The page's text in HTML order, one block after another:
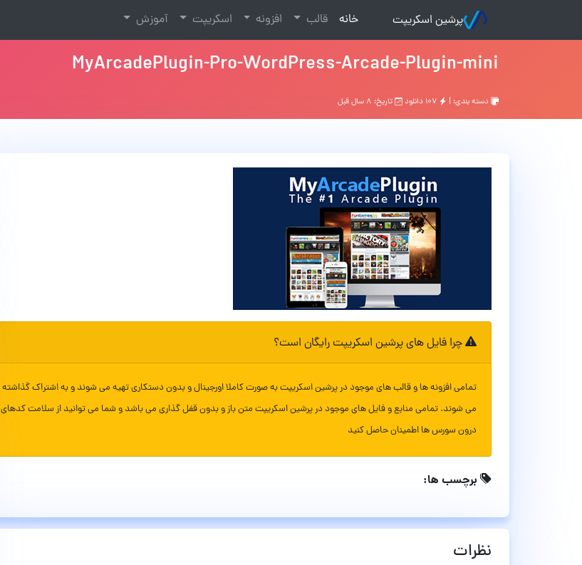
پرشین اسکریپت خانه
(current) قالب افزونه اسکریپت آموزش
MyArcadePlugin-Pro-WordPress-Arcade-Plugin-mini
دسته بندی: | تاریخ: ۸ سال قبل
چرا فایل های پرشین اسکریپت رایگان است؟
تمامی افزونه ها و قالب های موجود در پرشین اسکریپت به صورت کاملا اورجینال و بدون دستکاری تهیه می شوند و به اشتراک گذاشته
می شوند. تمامی منابع و فایل های موجود در پرشین اسکریپت متن باز و بدون قفل گذاری می باشد و شما می توانید از سلامت کدهای
درون سورس ها اطمینان حاصل کنید
برچسب ها:
نظرات